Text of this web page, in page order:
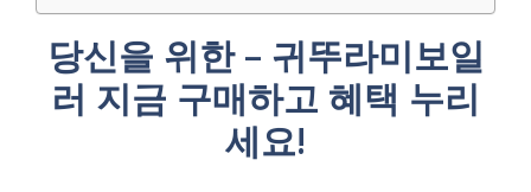
당신을 위한 – 귀뚜라미보일
러 지금 구매하고 혜택 누리
세요!